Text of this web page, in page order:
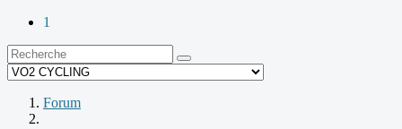
1
Forum